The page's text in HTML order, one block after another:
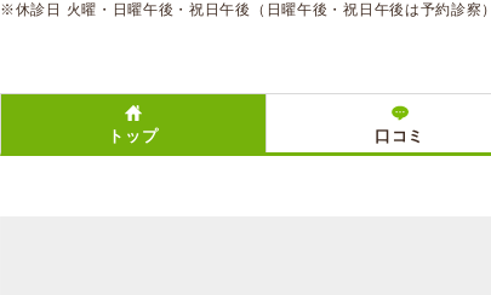
※休診日 火曜・日曜午後・祝日午後（日曜午後・祝日午後は予約診察）
トップ 口コミ